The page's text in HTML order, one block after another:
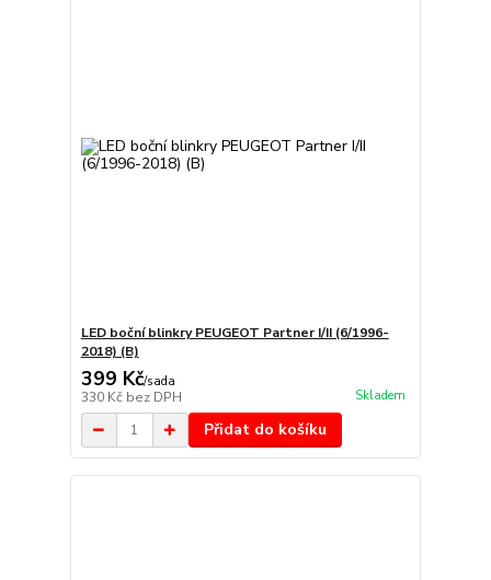
LED boční blinkry PEUGEOT Partner I/II (6/1996-
2018) (B)
399 Kč/sada
330 Kč bez DPH Skladem
Přidat do košíku